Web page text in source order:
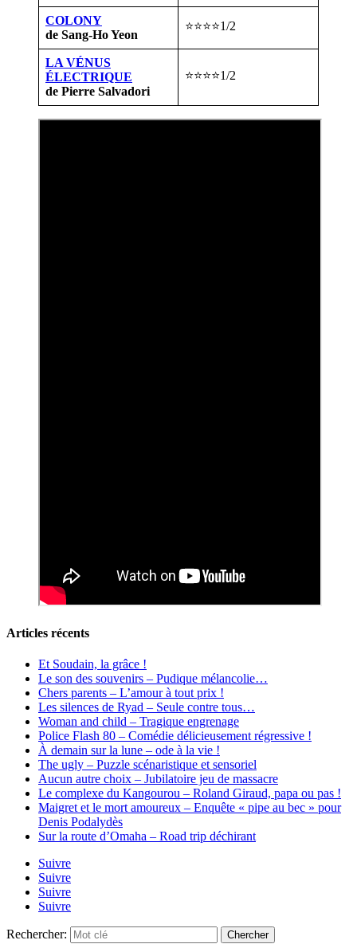
COLONY
de Sang-Ho Yeon
⭐⭐⭐⭐1/2
LA VÉNUS
ÉLECTRIQUE
de Pierre Salvadori
⭐⭐⭐⭐1/2
Articles récents
Et Soudain, la grâce !
Le son des souvenirs – Pudique mélancolie…
Chers parents – L’amour à tout prix !
Les silences de Ryad – Seule contre tous…
Woman and child – Tragique engrenage
Police Flash 80 – Comédie délicieusement régressive !
À demain sur la lune – ode à la vie !
The ugly – Puzzle scénaristique et sensoriel
Aucun autre choix – Jubilatoire jeu de massacre
Le complexe du Kangourou – Roland Giraud, papa ou pas !
Maigret et le mort amoureux – Enquête « pipe au bec » pour
Denis Podalydès
Sur la route d’Omaha – Road trip déchirant
Suivre
Suivre
Suivre
Suivre
Rechercher: